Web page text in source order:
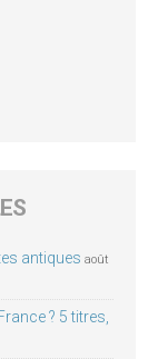
antiques août
? 5 titres,